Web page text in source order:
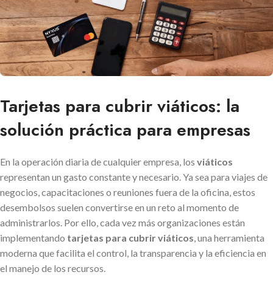
Tarjetas para cubrir viáticos: la
solución práctica para empresas
En la operación diaria de cualquier empresa, los viáticos
representan un gasto constante y necesario. Ya sea para viajes de
negocios, capacitaciones o reuniones fuera de la oficina, estos
desembolsos suelen convertirse en un reto al momento de
administrarlos. Por ello, cada vez más organizaciones están
implementando tarjetas para cubrir viáticos, una herramienta
moderna que facilita el control, la transparencia y la eficiencia en
el manejo de los recursos.